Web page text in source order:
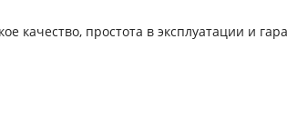
качество, простота в эксплуатации и